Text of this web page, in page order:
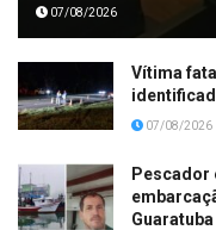
07/08/2026
Vítima
07/08/2026
Pescador
Guaratuba